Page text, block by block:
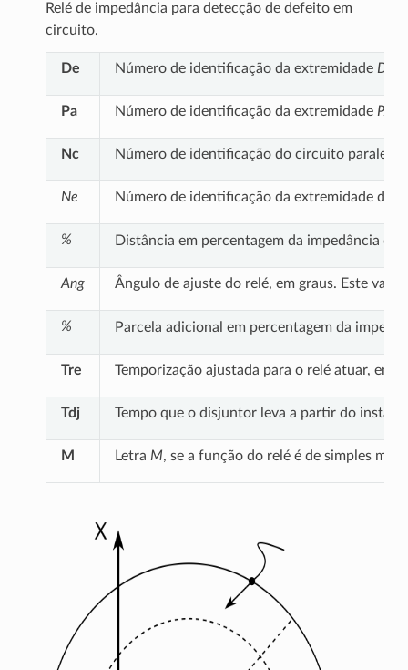
Relé de impedância para detecção de defeito em
circuito.
De Número de identificação da extremidade DE
Pa Número de identificação da extremidade
Nc Número de identificação do circuito paralelo
Ne Número de identificação da extremidade do
% Distância em percentagem da impedância
Ang Ângulo de ajuste do relé, em graus. Este valor
% Parcela adicional em percentagem da
Tre Temporização ajustada para o relé atuar, em
Tdj Tempo que o disjuntor leva a partir do
M Letra M, se a função do relé é de simples